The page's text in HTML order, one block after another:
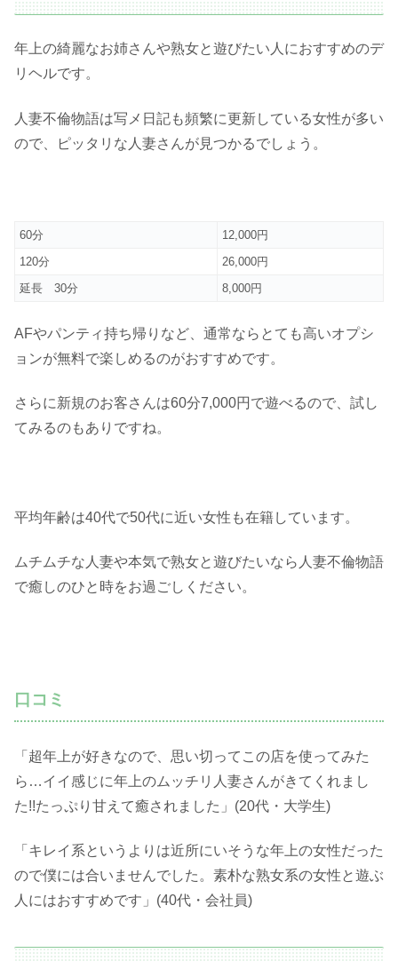
年上の綺麗なお姉さんや熟女と遊びたい人におすすめのデ
リヘルです。
人妻不倫物語は写メ日記も頻繁に更新している女性が多い
ので、ピッタリな人妻さんが見つかるでしょう。
60分
12,000円
120分
26,000円
延長 30分
8,000円
AFやパンティ持ち帰りなど、通常ならとても高いオプシ
ョンが無料で楽しめるのがおすすめです。
さらに新規のお客さんは60分7,000円で遊べるので、試し
てみるのもありですね。
平均年齢は40代で50代に近い女性も在籍しています。
ムチムチな人妻や本気で熟女と遊びたいなら人妻不倫物語
で癒しのひと時をお過ごしください。
口コミ
「超年上が好きなので、思い切ってこの店を使ってみた
ら…イイ感じに年上のムッチリ人妻さんがきてくれまし
た!!たっぷり甘えて癒されました」(20代・大学生)
「キレイ系というよりは近所にいそうな年上の女性だった
ので僕には合いませんでした。素朴な熟女系の女性と遊ぶ
人にはおすすめです」(40代・会社員)